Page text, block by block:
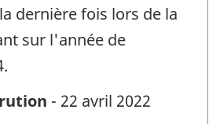
dernière fois lors de la
sur l'année de
- 22 avril 2022